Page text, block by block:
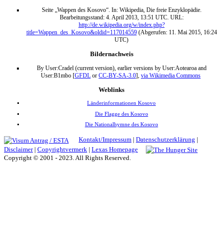
Seite „Wappen des Kosovo“. In: Wikipedia, Die freie Enzyklopädie.
Bearbeitungsstand: 4. April 2013, 13:51 UTC. URL:
http://de.wikipedia.org/w/index.php?
title=Wappen_des_Kosovo&oldid=117014559(Abgerufen: 11. Mai 2015, 16:24
UTC)
Bildernachweis
By User:Cradel (current version), earlier versions by User:Aotearoa and
User:B1mbo [GFDL or CC-BY-SA-3.0], via Wikimedia Commons
Weblinks
Länderinformationen Kosovo
Die Flagge des Kosovo
Die Nationalhymne des Kosovo
Kontakt/Impressum | Datenschutzerklärung |
Disclaimer| Copyrightvermerk | Lexas Homepage
Copyright © 2001 - 2023. All Rights Reserved.